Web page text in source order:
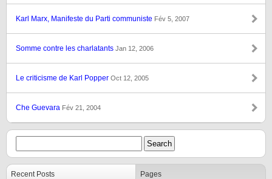
Karl Marx, Manifeste du Parti communiste Fév 5, 2007
Somme contre les charlatants Jan 12, 2006
Le criticisme de Karl Popper Oct 12, 2005
Che Guevara Fév 21, 2004
Recent Posts Pages